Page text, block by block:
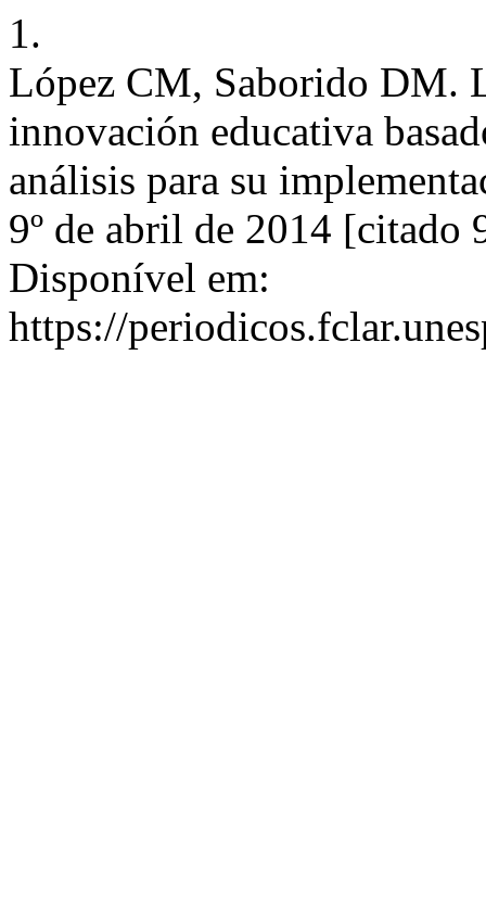
1.
López CM, Saborido DM.
innovación educativa
análisis para su
9º de abril de 2014 [citado
Disponível em:
https://